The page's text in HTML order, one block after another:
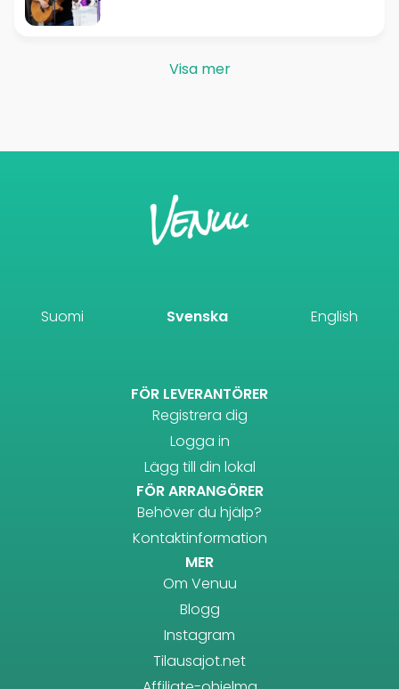
Visa mer
Suomi Svenska English
FÖR LEVERANTÖRER
Registrera dig
Logga in
Lägg till din lokal
FÖR ARRANGÖRER
Behöver du hjälp?
Kontaktinformation
MER
Om Venuu
Blogg
Instagram
Tilausajot.net